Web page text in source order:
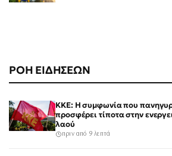
ΡΟΗ ΕΙΔΗΣΕΩΝ
ΚΚΕ: Η συμφωνία που
προσφέρει τίποτα στην
λαού
πριν από 9 λεπτά